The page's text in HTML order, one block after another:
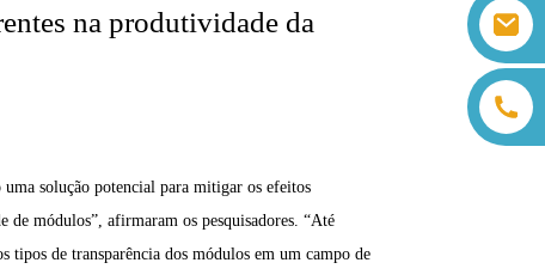
+86 18806057002 Sanborn Guo
sales@farsunpv.com
na produtividade da
solução potencial para mitigar os efeitos
de módulos”, afirmaram os pesquisadores. “Até
tipos de transparência dos módulos em um campo de